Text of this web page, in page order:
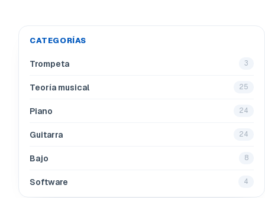
CATEGORÍAS
Trompeta 3
Teoría musical 25
Piano 24
Guitarra 24
Bajo 8
Software 4